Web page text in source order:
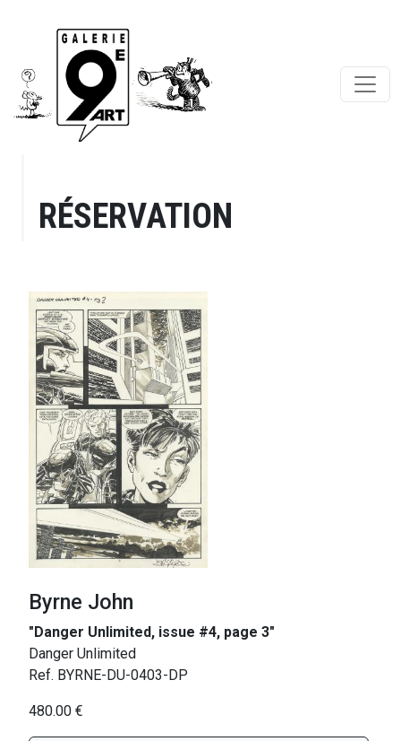
RÉSERVATION
Byrne John
"Danger Unlimited, issue #4, page 3"
Danger Unlimited
Ref. BYRNE-DU-0403-DP
480.00 €